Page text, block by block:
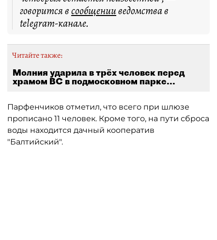
говорится всообщенииведомства в
telegram-канале.
Читайте также:
Молния ударила в трёх человек перед
храмом ВС в подмосковном парке...
Парфенчиков отметил, что всего при шлюзе
прописано 11 человек. Кроме того, на пути сброса
воды находится дачный кооператив
"Балтийский".